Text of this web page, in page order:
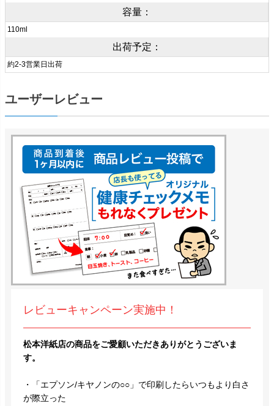
容量：
110ml
出荷予定：
約2-3営業日出荷
ユーザーレビュー
レビューキャンペーン実施中！
松本洋紙店の商品をご愛顧いただきありがとうございま
す。
・「エプソン/キヤノンの○○」で印刷したらいつもより白さ
が際立った